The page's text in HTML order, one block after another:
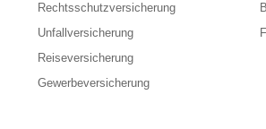
Rechtsschutzversicherung
Unfallversicherung
Reiseversicherung
Gewerbeversicherung